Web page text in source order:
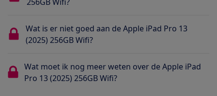
Wat is er niet goed aan de Apple iPad Pro 13
(2025) 256GB Wifi?
Wat moet ik nog meer weten over de Apple iPad
Pro 13 (2025) 256GB Wifi?